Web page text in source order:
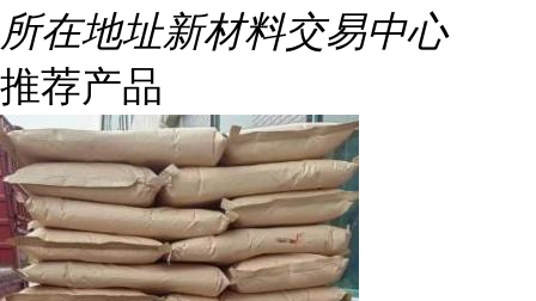
所在地址新材料交易中心
推荐产品